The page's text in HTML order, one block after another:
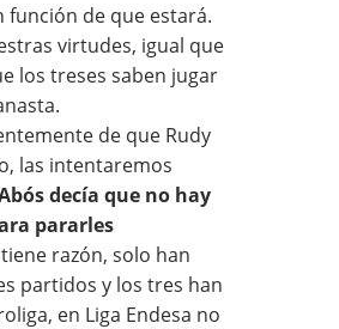
función de que estará.
virtudes, igual que
los treses saben jugar
de que Rudy
las intentaremos
decía que no hay
pararles
razón, solo han
partidos y los tres han
en Liga Endesa no